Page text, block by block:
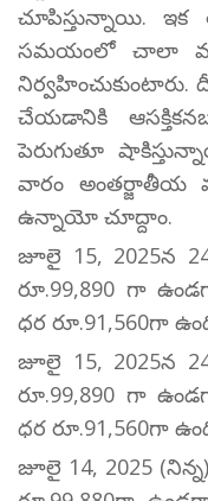
చూపిస్తున్నాయి.
సమయంలో చాలా
చేయడానికి
పెరుగుతూ
వారం అంతర్జాతీయ
ఉన్నాయో చూద్దాం.
జూలై 15, 2025న
రూ.99,890 గా
ధర రూ.91,560గా
జూలై 15, 2025న
రూ.99,890 గా
ధర రూ.91,560గా
జూలై 14, 2025